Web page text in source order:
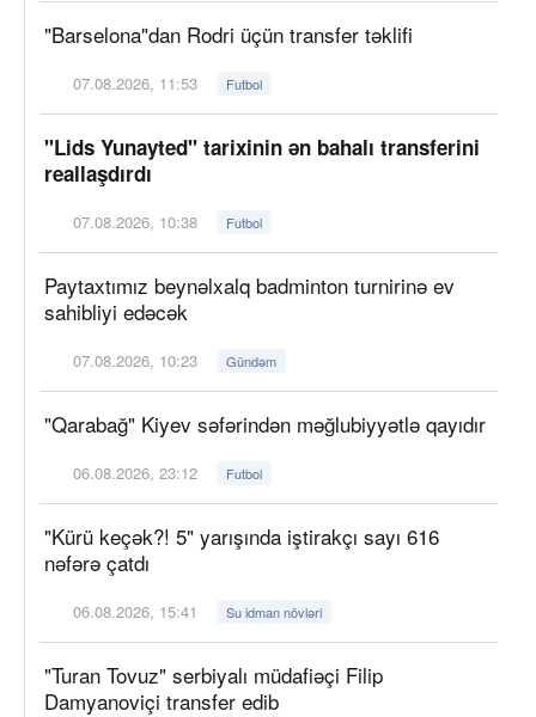
"Barselona"dan Rodri üçün transfer təklifi
07.08.2026, 11:53 Futbol
"Lids Yunayted" tarixinin ən bahalı transferini
reallaşdırdı
07.08.2026, 10:38 Futbol
Paytaxtımız beynəlxalq badminton turnirinə ev
sahibliyi edəcək
07.08.2026, 10:23 Gündəm
"Qarabağ" Kiyev səfərindən məğlubiyyətlə qayıdır
06.08.2026, 23:12 Futbol
"Kürü keçək?! 5" yarışında iştirakçı sayı 616
nəfərə çatdı
06.08.2026, 15:41 Su idman növləri
"Turan Tovuz" serbiyalı müdafiəçi Filip
Damyanoviçi transfer edib